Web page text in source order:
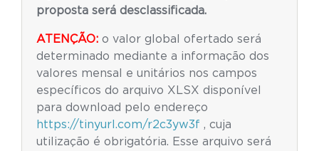
proposta será desclassificada.
ATENÇÃO: o valor global ofertado será
determinado mediante a informação dos
valores mensal e unitários nos campos
específicos do arquivo XLSX disponível
para download pelo endereço
https://tinyurl.com/r2c3yw3f , cuja
utilização é obrigatória. Esse arquivo será